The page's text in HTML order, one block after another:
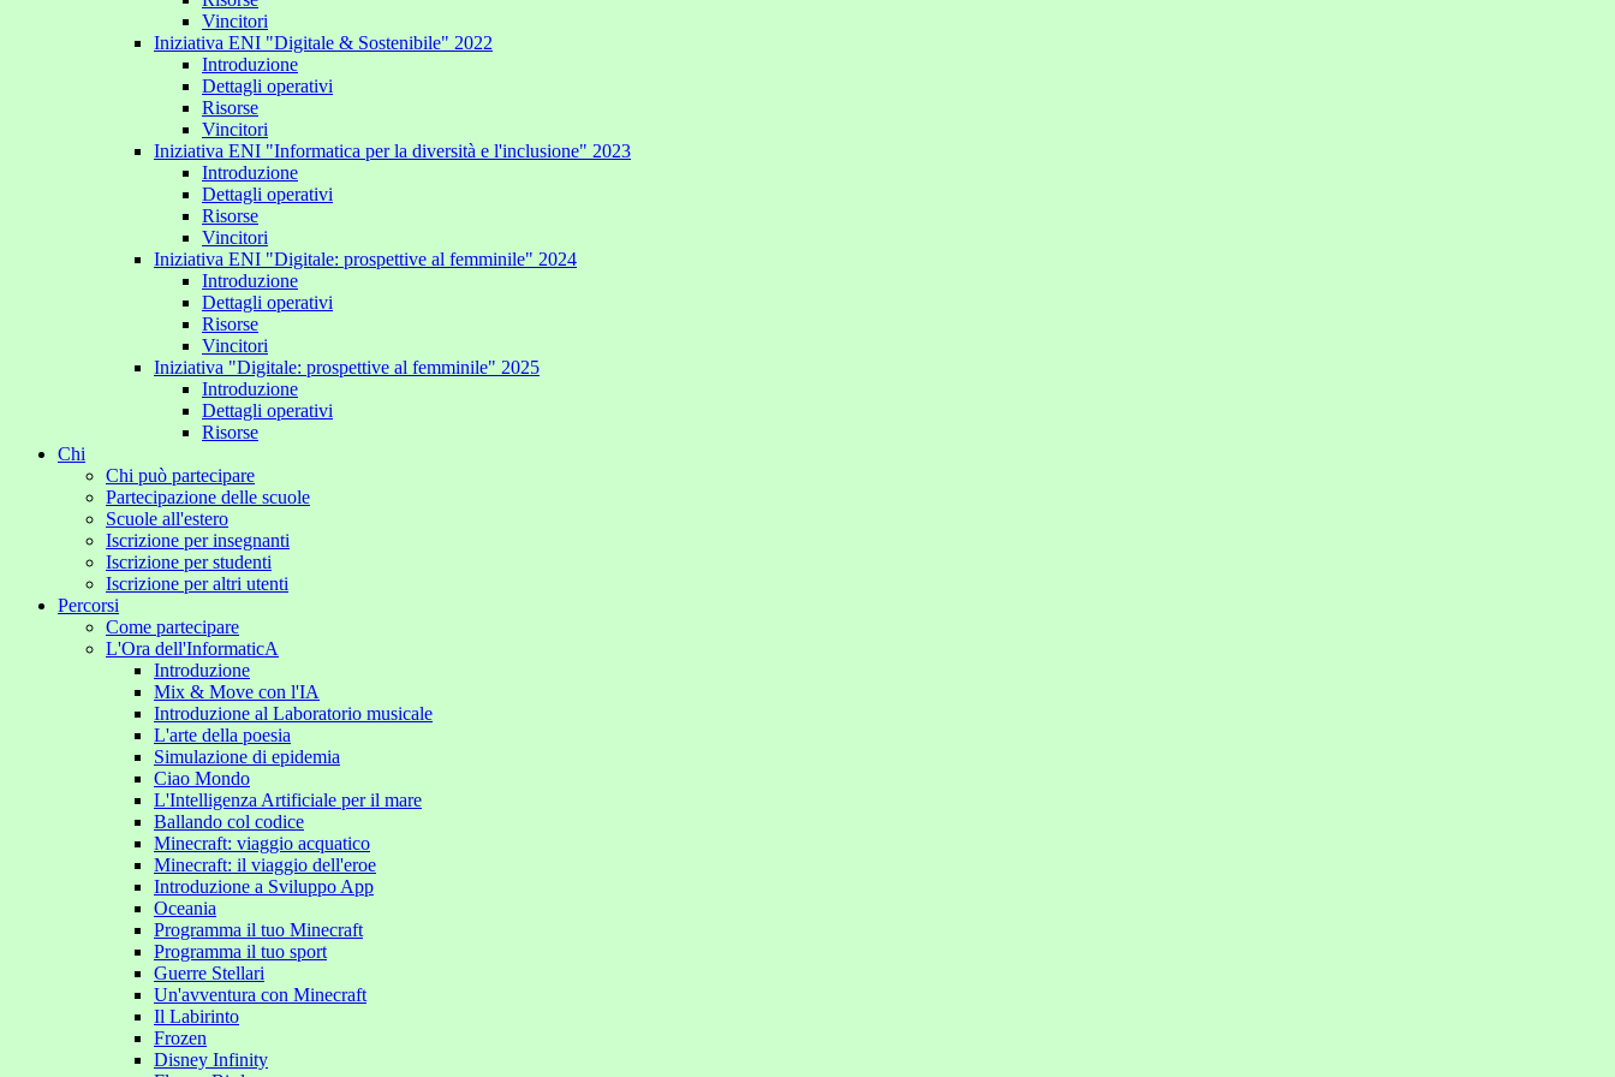
Vincitori
Iniziativa ENI "Digitale & Sostenibile" 2022
Introduzione
Dettagli operativi
Risorse
Vincitori
Iniziativa ENI "Informatica per la diversità e l'inclusione" 2023
Introduzione
Dettagli operativi
Risorse
Vincitori
Iniziativa ENI "Digitale: prospettive al femminile" 2024
Introduzione
Dettagli operativi
Risorse
Vincitori
Iniziativa "Digitale: prospettive al femminile" 2025
Introduzione
Dettagli operativi
Risorse
Chi
Chi può partecipare
Partecipazione delle scuole
Scuole all'estero
Iscrizione per insegnanti
Iscrizione per studenti
Iscrizione per altri utenti
Percorsi
Come partecipare
L'Ora dell'InformaticA
Introduzione
Mix & Move con l'IA
Introduzione al Laboratorio musicale
L'arte della poesia
Simulazione di epidemia
Ciao Mondo
L'Intelligenza Artificiale per il mare
Ballando col codice
Minecraft: viaggio acquatico
Minecraft: il viaggio dell'eroe
Introduzione a Sviluppo App
Oceania
Programma il tuo Minecraft
Programma il tuo sport
Guerre Stellari
Un'avventura con Minecraft
Il Labirinto
Frozen
Disney Infinity